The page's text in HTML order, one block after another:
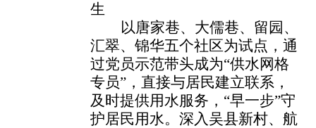
生
以唐家巷、大儒巷、留园、
汇翠、锦华五个社区为试点，通
过党员示范带头成为“供水网格
专员”，直接与居民建立联系，
及时提供用水服务，“早一步”守
护居民用水。深入吴县新村、航